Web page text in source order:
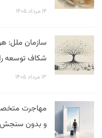
۱۴ مرداد ۱۴۰۵
سازمان ملل:
شکاف توسعه
۱۳ مرداد ۱۴۰۵
مهاجرت
و بدون سنجش